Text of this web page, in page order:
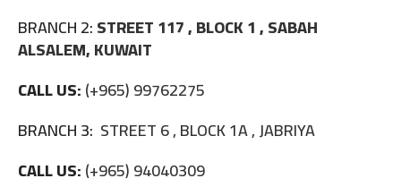
BRANCH 2:STREET 117 , BLOCK 1 , SABAH
ALSALEM, KUWAIT
CALL US:(+965) 99762275
BRANCH 3: STREET 6 , BLOCK 1A , JABRIYA
CALL US:(+965) 94040309